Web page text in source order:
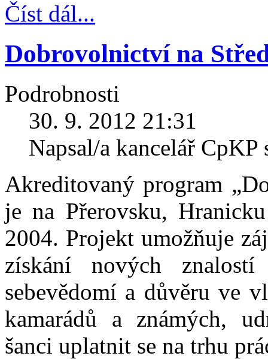
Číst dál...
Dobrovolnictví na
Podrobnosti
30. 9. 2012 21:31
Napsal/a kancelář
Akreditovaný program
je na Přerovsku,
2004. Projekt umožňuje
získání nových
sebevědomí a důvěru ve
kamarádů a známých,
šanci uplatnit se na trhu